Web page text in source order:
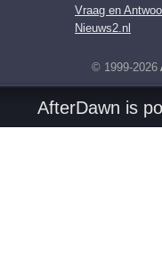
Vraag en
Nieuws2.nl
© 1999-2026
AfterDawn is